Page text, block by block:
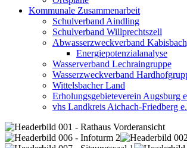
Kommunale Zusammenarbeit
Schulverband Aindling
Schulverband Willprechtszell
Abwasserzweckverband
Energiepotenzialanalyse
Wasserverband Lechraingruppe
Wasserzweckverband
Wittelsbacher Land
Erholungsgebieteverein Augsburg
vhs Landkreis Aichach-Friedberg